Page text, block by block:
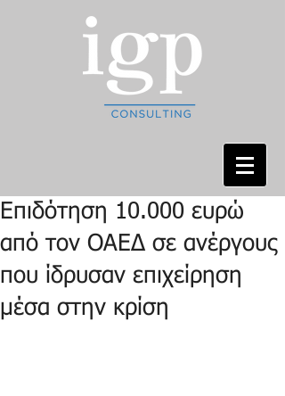
Επιδότηση 10.000 ευρώ
από τον ΟΑΕΔ σε ανέργους
που ίδρυσαν επιχείρηση
μέσα στην κρίση